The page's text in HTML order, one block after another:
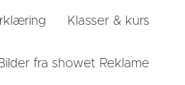
Klasser & kurs
fra showet Reklame